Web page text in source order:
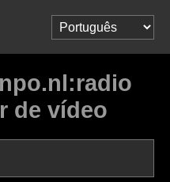
npo.nl:radio
de vídeo